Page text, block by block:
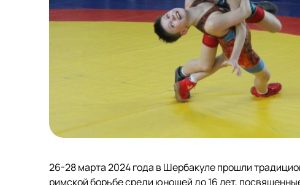
26-28 марта 2024 года в Шербакуле прошли
римской борьбе среди юношей до 16 лет,